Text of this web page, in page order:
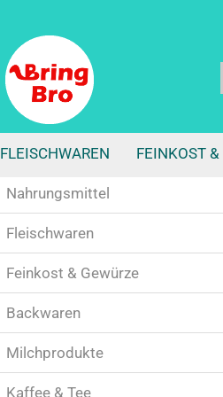
FLEISCHWAREN FEINKOST &
Nüsse & Kerne &
Trockenfrüchte anzeigen
Trockenfrüchte
Nahrungsmittel
Fleischwaren
Feinkost & Gewürze
Backwaren
Milchprodukte
Kaffee & Tee